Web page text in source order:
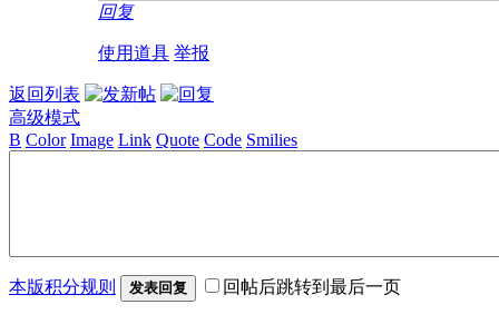
回复
使用道具 举报
返回列表
高级模式
B Color Image Link Quote Code Smilies
本版积分规则 发表回复 回帖后跳转到最后一页